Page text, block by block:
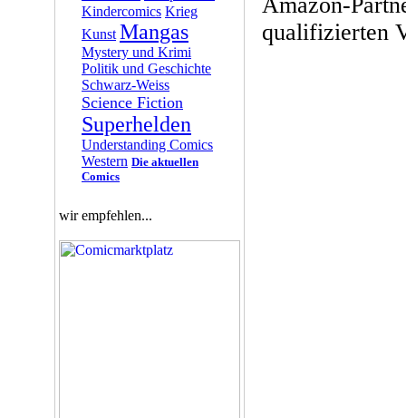
Kindercomics Krieg
Kunst Mangas
Mystery und Krimi
Politik und Geschichte
Schwarz-Weiss
Science Fiction
Superhelden
Understanding Comics
Western Die aktuellen
Comics
wir empfehlen...
Amazon-
qualifizierten